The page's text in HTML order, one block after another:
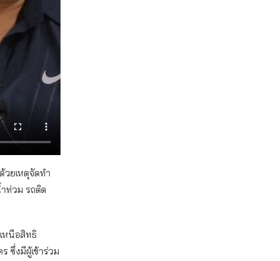
วยเหตุจัดทำ
ท่วม รถติด
หนือสิทธิ
ซึ่งมีผู้เข้าร่วม